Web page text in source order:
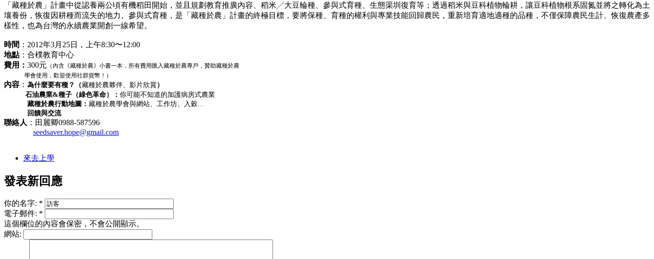
「藏種於農」計畫中從認養兩公頃有機稻田開始，並且規劃教育推廣內容、稻米╱大豆輪種、參與式育種、生態渠圳復育等；透過稻米與豆科植物輪耕，讓豆科植物根系固氮並將之轉化為土
壤養份，恢復因耕種而流失的地力。參與式育種，是「藏種於農」計畫的終極目標，要將保種、育種的權利與專業技能回歸農民，重新培育適地適種的品種，不僅保障農民生計、恢復農產多
樣性，也為台灣的永續農業開創一線希望。
時間 ：2012年3月25日，上午8:30〜12:00
地點：合樸教育中心
費用： 300元 （內含《藏種於農》小書一本，所有費用匯入藏種於農專戶，贊助藏種於農
學會使用，歡迎使用社群貨幣！）
內容 ： 為什麼要有種？（藏種於農夥伴、影片欣賞）
石油農業&種子（綠色革命）： 你可能不知道的加護病房式農業
藏種於農行動地圖： 藏種於農學會與網站、工作坊、入穀…
回饋與交流
聯絡人 ：田麗卿0988-587596
seedsaver.hope@gmail.com
來去上學
發表新回應
你的名字: *
電子郵件: *
這個欄位的內容會保密，不會公開顯示。
網站: